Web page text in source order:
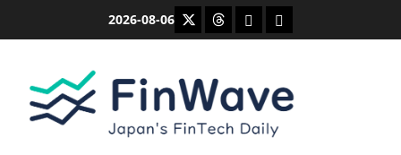
2026-08-06 X ThreadsBlueskyMastodon